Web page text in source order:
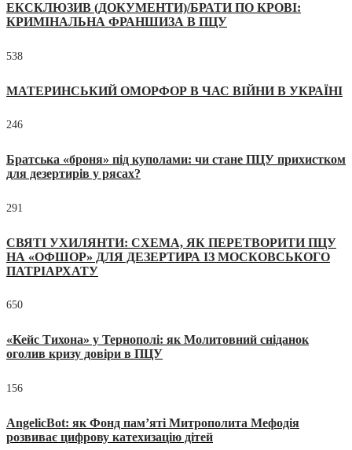
ЕКСКЛЮЗИВ (ДОКУМЕНТИ)/БРАТИ ПО КРОВІ:
КРИМІНАЛЬНА ФРАНШИЗА В ПЦУ
538
МАТЕРИНСЬКИЙ ОМОРФОР В ЧАС ВІЙНИ В УКРАЇНІ
246
Братська «броня» під куполами: чи стане ПЦУ прихистком
для дезертирів у рясах?
291
СВЯТІ УХИЛЯНТИ: СХЕМА, ЯК ПЕРЕТВОРИТИ ПЦУ
НА «ОФШОР» ДЛЯ ДЕЗЕРТИРА ІЗ МОСКОВСЬКОГО
ПАТРІАРХАТУ
650
«Кейс Тихона» у Тернополі: як Молитовний сніданок
оголив кризу довіри в ПЦУ
156
AngelicBot: як Фонд пам’яті Митрополита Мефодія
розвиває цифрову катехизацію дітей